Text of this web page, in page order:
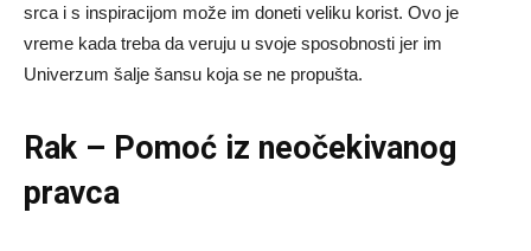
srca i s inspiracijom može im doneti veliku korist. Ovo je
vreme kada treba da veruju u svoje sposobnosti jer im
Univerzum šalje šansu koja se ne propušta.
Rak – Pomoć iz neočekivanog
pravca